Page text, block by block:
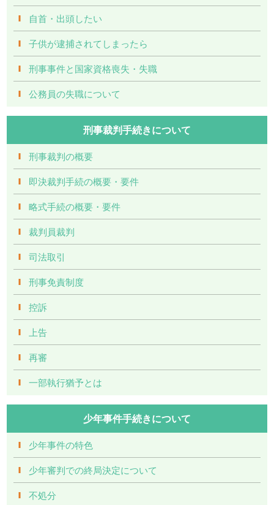
自首・出頭したい
子供が逮捕されてしまったら
刑事事件と国家資格喪失・失職
公務員の失職について
刑事裁判手続きについて
刑事裁判の概要
即決裁判手続の概要・要件
略式手続の概要・要件
裁判員裁判
司法取引
刑事免責制度
控訴
上告
再審
一部執行猶予とは
少年事件手続きについて
少年事件の特色
少年審判での終局決定について
不処分